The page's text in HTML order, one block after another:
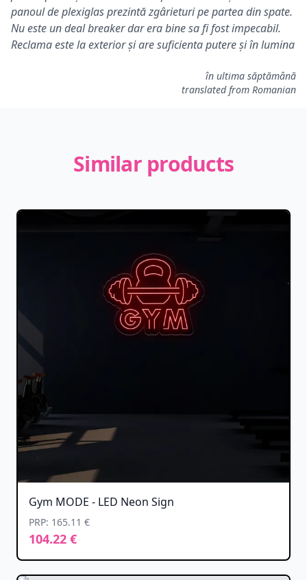
panoul de plexiglas prezintă zgârieturi pe partea din spate.
Nu este un deal breaker dar era bine sa fi fost impecabil.
Reclama este la exterior și are suficienta putere și în lumina
în ultima săptămână
translated from Romanian
Similar products
Gym MODE - LED Neon Sign
PRP: 165.11 €
104.22 €